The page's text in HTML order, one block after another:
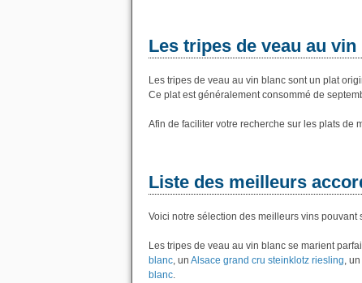
Les tripes de veau au vin
Les tripes de veau au vin blanc sont un plat
Ce plat est généralement consommé de
Afin de faciliter votre recherche sur les plats de
Liste des meilleurs
Voici notre sélection des meilleurs vins
Les tripes de veau au vin blanc se marient
blanc, un Alsace grand cru steinklotz riesling, un
blanc.